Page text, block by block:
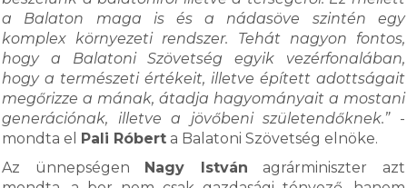
a Balaton maga is és a nádasöve szintén egy
komplex környezeti rendszer. Tehát nagyon fontos,
hogy a Balatoni Szövetség egyik vezérfonalában,
hogy a természeti értékeit, illetve épített adottságait
megőrizze a mának, átadja hagyományait a mostani
generációnak, illetve a jövőbeni születendőknek.”-
mondta el Pali Róbert a Balatoni Szövetség elnöke.
Az ünnepségen Nagy István agrárminiszter azt